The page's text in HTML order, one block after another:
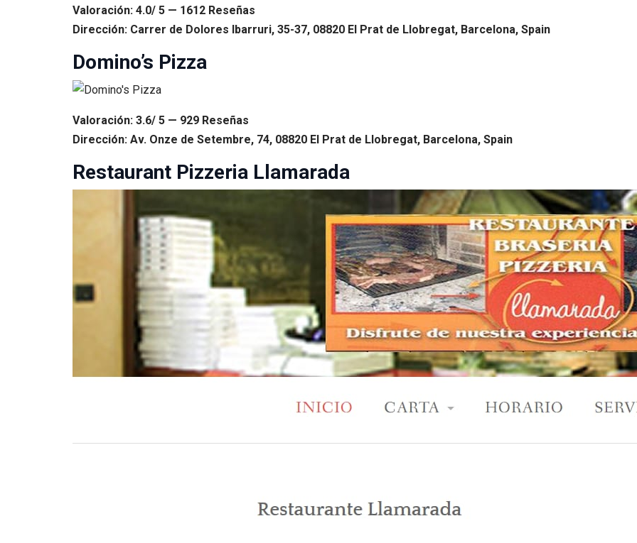
Valoración: 4.0/ 5 — 1612 Reseñas
Dirección: Carrer de Dolores Ibarruri, 35-37, 08820 El Prat de Llobregat, Barcelona, Spain
Domino’s Pizza
Valoración: 3.6/ 5 — 929 Reseñas
Dirección: Av. Onze de Setembre, 74, 08820 El Prat de Llobregat, Barcelona, Spain
Restaurant Pizzeria Llamarada